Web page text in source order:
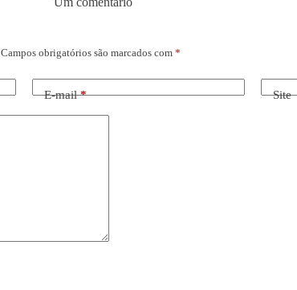
Campos obrigatórios são marcados com *
E-mail* Site